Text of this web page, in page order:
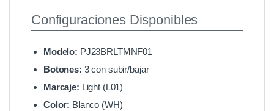
Configuraciones Disponibles
Modelo: PJ23BRLTMNF01
Botones: 3 con subir/bajar
Marcaje: Light (L01)
Color: Blanco (WH)